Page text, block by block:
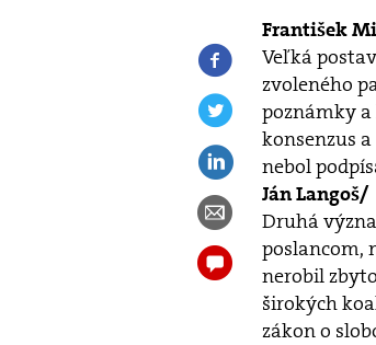
František
Veľká
zvoleného
poznámky
konsenzus
nebol
Ján Langoš/
Druhá
poslancom,
nerobil
širokých
zákon o